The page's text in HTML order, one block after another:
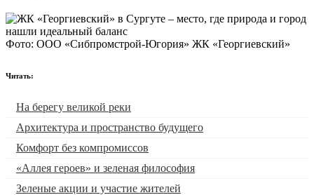
Фото: ООО «Сибпромстрой-Югория» ЖК «Георгиевский»
Читать:
На берегу великой реки
Архитектура и пространство будущего
Комфорт без компромиссов
«Аллея героев» и зеленая философия
Зеленые акции и участие жителей